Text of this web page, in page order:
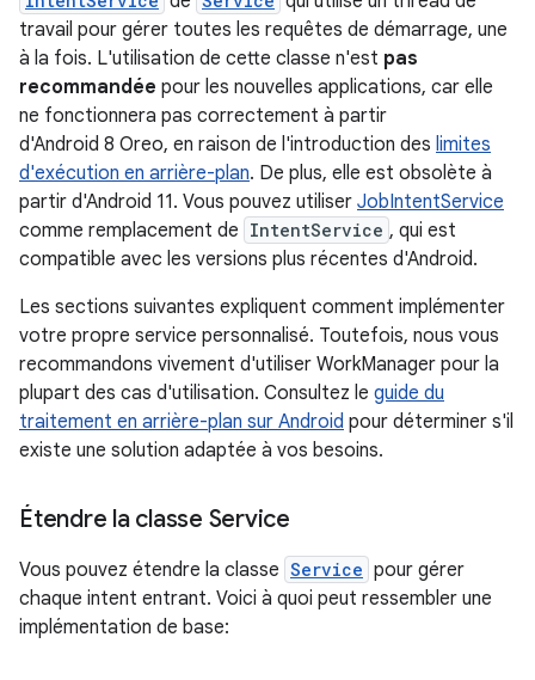
travail pour gérer toutes les requêtes de démarrage, une
à la fois. L'utilisation de cette classe n'est pas
recommandée pour les nouvelles applications, car elle
ne fonctionnera pas correctement à partir
d'Android 8 Oreo, en raison de l'introduction des limites
d'exécution en arrière-plan. De plus, elle est obsolète à
partir d'Android 11. Vous pouvez utiliser JobIntentService
comme remplacement de IntentService , qui est
compatible avec les versions plus récentes d'Android.
Les sections suivantes expliquent comment implémenter
votre propre service personnalisé. Toutefois, nous vous
recommandons vivement d'utiliser WorkManager pour la
plupart des cas d'utilisation. Consultez le guide du
traitement en arrière-plan sur Android pour déterminer s'il
existe une solution adaptée à vos besoins.
Étendre la classe Service
Vous pouvez étendre la classe Service pour gérer
chaque intent entrant. Voici à quoi peut ressembler une
implémentation de base: